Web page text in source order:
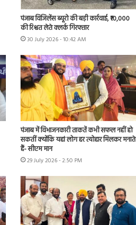
पंजाब विजिलेंस ब्यूरो की बड़ी कार्रवाई, ₹10,000
की रिश्वत लेते क्लर्क गिरफ्तार
30 July 2026 - 10:42 AM
पंजाब में विभाजनकारी ताकतें कभी सफल नहीं हो
सकतीं क्योंकि यहां लोग हर त्योहार मिलकर मनाते
हैं- सीएम मान
29 July 2026 - 2:50 PM